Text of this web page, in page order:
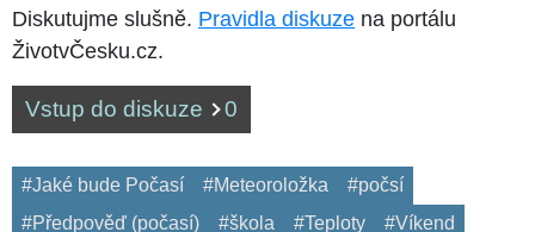
Diskutujme slušně. Pravidla diskuze na portálu
ŽivotvČesku.cz.
Vstup do diskuze 0
#Jaké bude Počasí #Meteoroložka
#počsí
#Předpověď (počasí)
#škola #Teploty
#Víkend